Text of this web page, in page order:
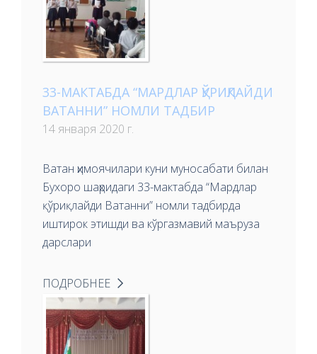
33-МАКТАБДА “МАРДЛАР ҚЎРИҚЛАЙДИ
ВАТАННИ” НОМЛИ ТАДБИР
14 января 2020 г.
Ватан ҳимоячилари куни муносабати билан
Бухоро шаҳридаги 33-мактабда “Мардлар
қўриқлайди Ватанни” номли тадбирда
иштирок этишди ва кўргазмавий маъруза
дарслари
ПОДРОБНЕЕ